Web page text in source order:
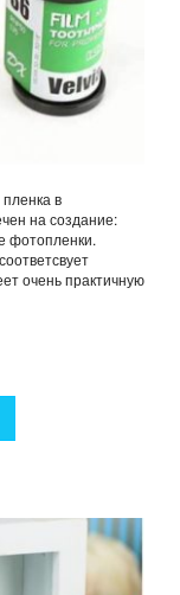
в
на создание:
фотопленки.
очень практичную